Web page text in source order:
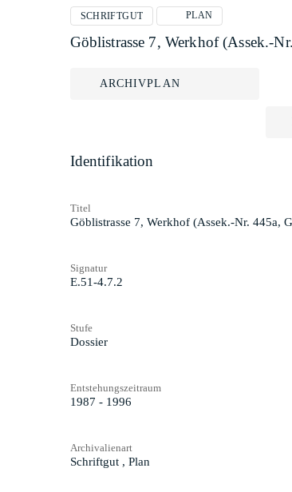
SCHRIFTGUT PLAN
Göblistrasse 7, Werkhof (Assek.-
ARCHIVPLAN
Identifikation
Titel
Göblistrasse 7, Werkhof (Assek.-Nr. 445a,
Signatur
E.51-4.7.2
Stufe
Dossier
Entstehungszeitraum
1987 - 1996
Archivalienart
Schriftgut , Plan